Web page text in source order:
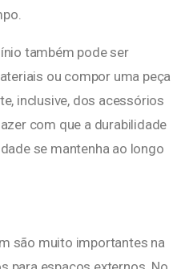
também pode ser
ou compor uma peça
inclusive, dos acessórios
com que a durabilidade
se mantenha ao longo
são muito importantes na